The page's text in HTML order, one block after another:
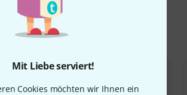
Mit Liebe serviert!
Cookies möchten wir Ihnen ein
& passende Artikel